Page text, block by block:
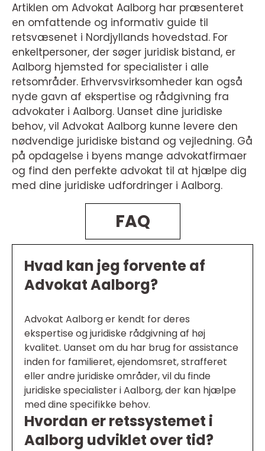
Artiklen om Advokat Aalborg har præsenteret
en omfattende og informativ guide til
retsvæsenet i Nordjyllands hovedstad. For
enkeltpersoner, der søger juridisk bistand, er
Aalborg hjemsted for specialister i alle
retsområder. Erhvervsvirksomheder kan også
nyde gavn af ekspertise og rådgivning fra
advokater i Aalborg. Uanset dine juridiske
behov, vil Advokat Aalborg kunne levere den
nødvendige juridiske bistand og vejledning. Gå
på opdagelse i byens mange advokatfirmaer
og find den perfekte advokat til at hjælpe dig
med dine juridiske udfordringer i Aalborg.
FAQ
Hvad kan jeg forvente af
Advokat Aalborg?
Advokat Aalborg er kendt for deres
ekspertise og juridiske rådgivning af høj
kvalitet. Uanset om du har brug for assistance
inden for familieret, ejendomsret, strafferet
eller andre juridiske områder, vil du finde
juridiske specialister i Aalborg, der kan hjælpe
med dine specifikke behov.
Hvordan er retssystemet i
Aalborg udviklet over tid?